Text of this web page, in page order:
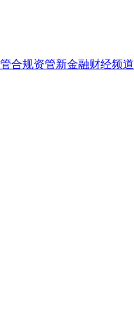
合规资管新金融财经频道